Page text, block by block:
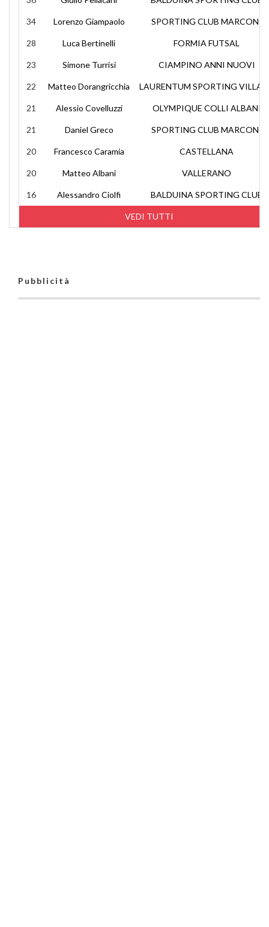
VEDI TUTTI
34 Lorenzo Giampaolo SPORTING CLUB MARCONI
28 Luca Bertinelli FORMIA FUTSAL
23 Simone Turrisi CIAMPINO ANNI NUOVI
22 Matteo Dorangricchia LAURENTUM SPORTING
21 Alessio Covelluzzi OLYMPIQUE COLLI ALBANI
21 Daniel Greco SPORTING CLUB MARCONI
20 Francesco Caramia CASTELLANA
20 Matteo Albani VALLERANO
16 Alessandro Ciolfi BALDUINA SPORTING CLUB
Pubblicità